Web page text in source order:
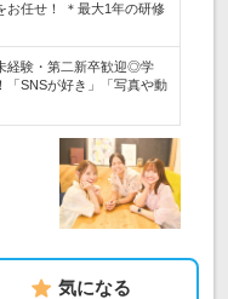
お任せ！ ＊最大1年の研修
経験・第二新卒歓迎◎学
SNSが好き」「写真や動
気になる